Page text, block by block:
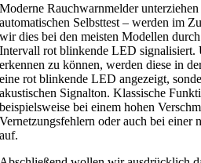
Moderne Rauchwarnmelder
automatischen Selbsttest – werden im
wir dies bei den meisten Modellen
Intervall rot blinkende LED signalisiert.
erkennen zu können, werden diese in
eine rot blinkende LED angezeigt,
akustischen Signalton. Klassische
beispielsweise bei einem hohen
Vernetzungsfehlern oder auch bei einer
auf.